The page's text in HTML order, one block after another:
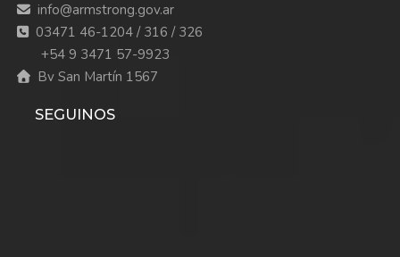
info@armstrong.gov.ar
03471 46-1204 / 316 / 326
+54 9 3471 57-9923
Bv San Martín 1567
SEGUINOS